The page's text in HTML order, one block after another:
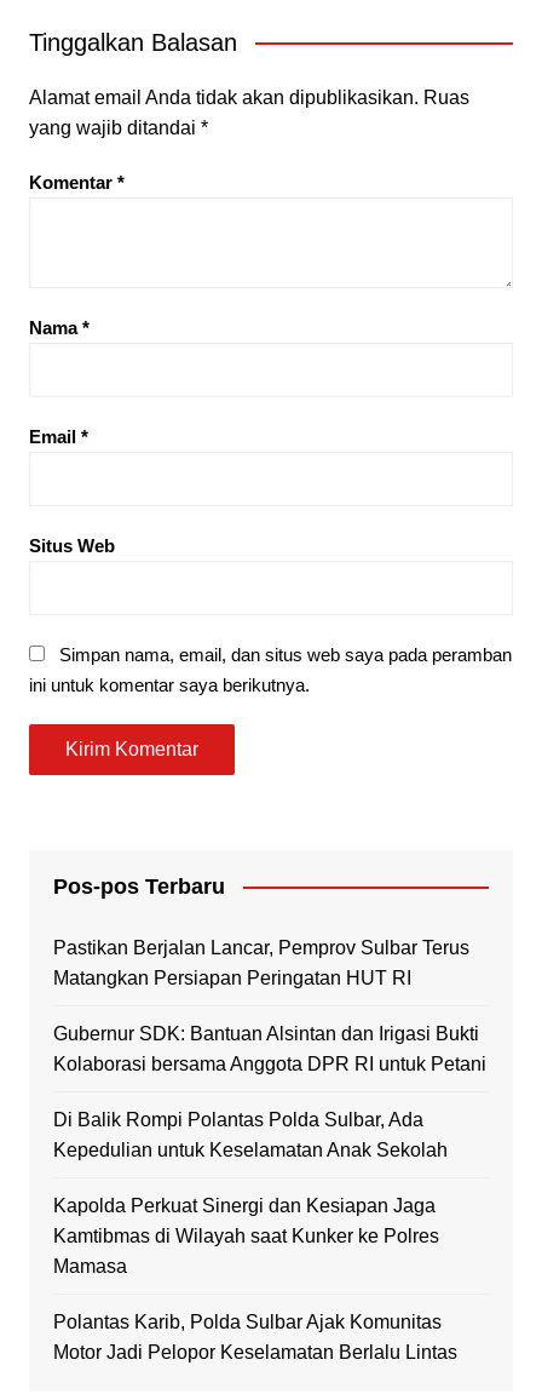
Tinggalkan Balasan
Alamat email Anda tidak akan dipublikasikan. Ruas
yang wajib ditandai *
Komentar *
Nama*
Email *
Situs Web
Simpan nama, email, dan situs web saya pada peramban
ini untuk komentar saya berikutnya.
Pos-pos Terbaru
Pastikan Berjalan Lancar, Pemprov Sulbar Terus
Matangkan Persiapan Peringatan HUT RI
Gubernur SDK: Bantuan Alsintan dan Irigasi Bukti
Kolaborasi bersama Anggota DPR RI untuk Petani
Di Balik Rompi Polantas Polda Sulbar, Ada
Kepedulian untuk Keselamatan Anak Sekolah
Kapolda Perkuat Sinergi dan Kesiapan Jaga
Kamtibmas di Wilayah saat Kunker ke Polres
Mamasa
Polantas Karib, Polda Sulbar Ajak Komunitas
Motor Jadi Pelopor Keselamatan Berlalu Lintas